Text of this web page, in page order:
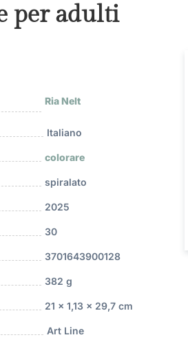
per adulti
Ria Nelt
Italiano
colorare
spiralato
2025
30
3701643900128
382 g
21 x 1,13 x 29,7 cm
Art Line